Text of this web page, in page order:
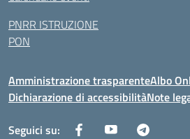
PNRR ISTRUZIONE
PON
Amministrazione trasparenteAlbo
Dichiarazione di accessibilitàNote
Seguici su: